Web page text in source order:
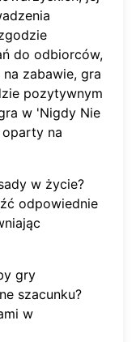
do odbiorców,
zabawie, gra
pozytywnym
w 'Nigdy Nie
oparty na
w życie?
odpowiednie
gry
szacunku?
w